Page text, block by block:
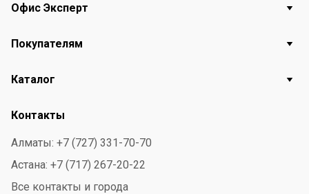
Офис Эксперт
Покупателям
Каталог
Контакты
Алматы: +7 (727) 331-70-70
Астана: +7 (717) 267-20-22
Все контакты и города